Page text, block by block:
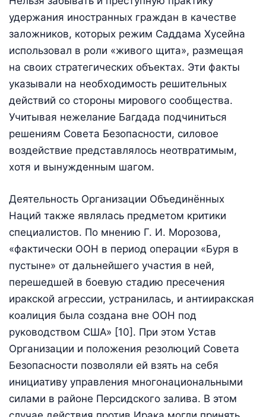
удержания иностранных граждан в качестве
заложников, которых режим Саддама Хусейна
использовал в роли «живого щита», размещая
на своих стратегических объектах. Эти факты
указывали на необходимость решительных
действий со стороны мирового сообщества.
Учитывая нежелание Багдада подчиниться
решениям Совета Безопасности, силовое
воздействие представлялось неотвратимым,
хотя и вынужденным шагом.
Деятельность Организации Объединённых
Наций также являлась предметом критики
специалистов. По мнению Г. И. Морозова,
«фактически ООН в период операции «Буря в
пустыне» от дальнейшего участия в ней,
перешедшей в боевую стадию пресечения
иракской агрессии, устранилась, и антииракская
коалиция была создана вне ООН под
руководством США» [10]. При этом Устав
Организации и положения резолюций Совета
Безопасности позволяли ей взять на себя
инициативу управления многонациональными
силами в районе Персидского залива. В этом